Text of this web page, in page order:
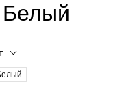
Белый